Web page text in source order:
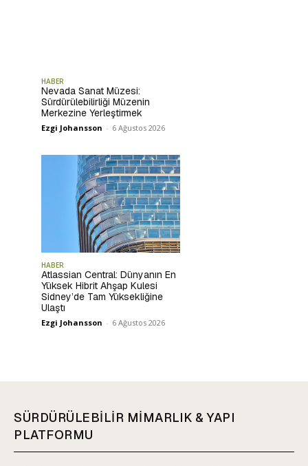
HABER
Nevada Sanat Müzesi:
Sürdürülebilirliği Müzenin
Merkezine Yerleştirmek
Ezgi Johansson - 6 Ağustos 2026
HABER
Atlassian Central: Dünyanın En
Yüksek Hibrit Ahşap Kulesi
Sidney’de Tam Yüksekliğine
Ulaştı
Ezgi Johansson - 6 Ağustos 2026
SÜRDÜRÜLEBİLİR MİMARLIK & YAPI
PLATFORMU